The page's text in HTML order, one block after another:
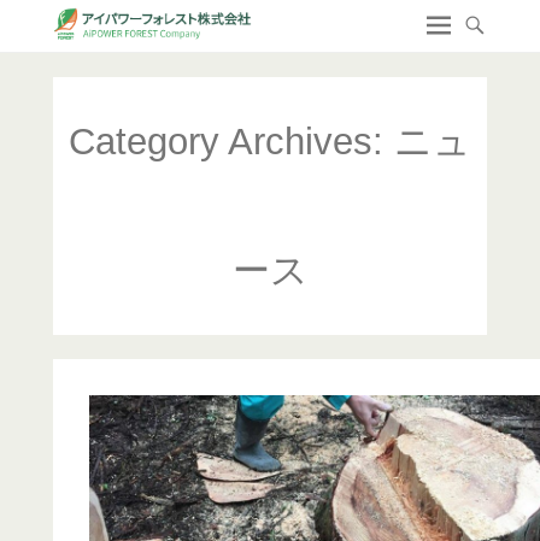
Category Archives: ニュ
ース